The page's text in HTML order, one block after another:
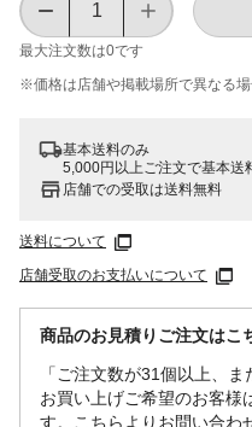
最大注文数は0です
※価格は​店舗や​掲載場所で​異なる​場
基本送料のみ
5,000円以上ご注文で基本送
店舗での受取は送料無料
送料について
店舗受取のお支払いについて
商品のお見積りご注文はこ
「ご注文数が31個以上、
お買い上げご希望のお客様
す。こちらよりお問い合わ